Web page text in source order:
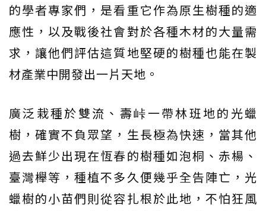
的學者專家們，是看重它作為原生樹種的適
應性，以及戰後社會對於各種木材的大量需
求，讓他們評估這質地堅硬的樹種也能在製
材產業中開發出一片天地。
廣泛栽種於雙流、壽峠一帶林班地的光蠟
樹，確實不負眾望，生長極為快速，當其他
過去鮮少出現在恆春的樹種如泡桐、赤楊、
臺灣櫸等，種植不多久便幾乎全告陣亡，光
蠟樹的小苗們則從容扎根於此地，不怕狂風